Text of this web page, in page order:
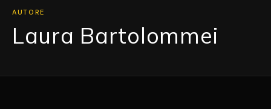
AUTORE
Laura Bartolommei